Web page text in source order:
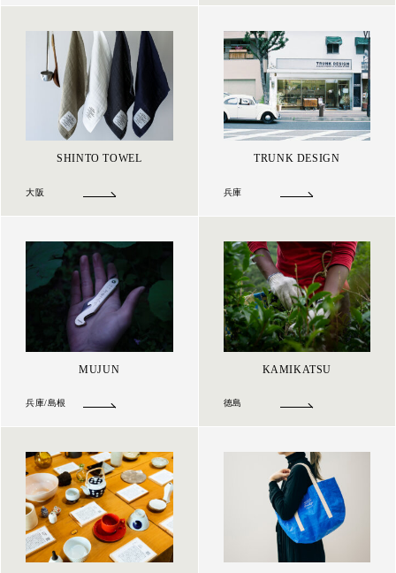
SHINTO TOWEL
大阪
TRUNK DESIGN
兵庫
MUJUN
兵庫/島根
KAMIKATSU
徳島